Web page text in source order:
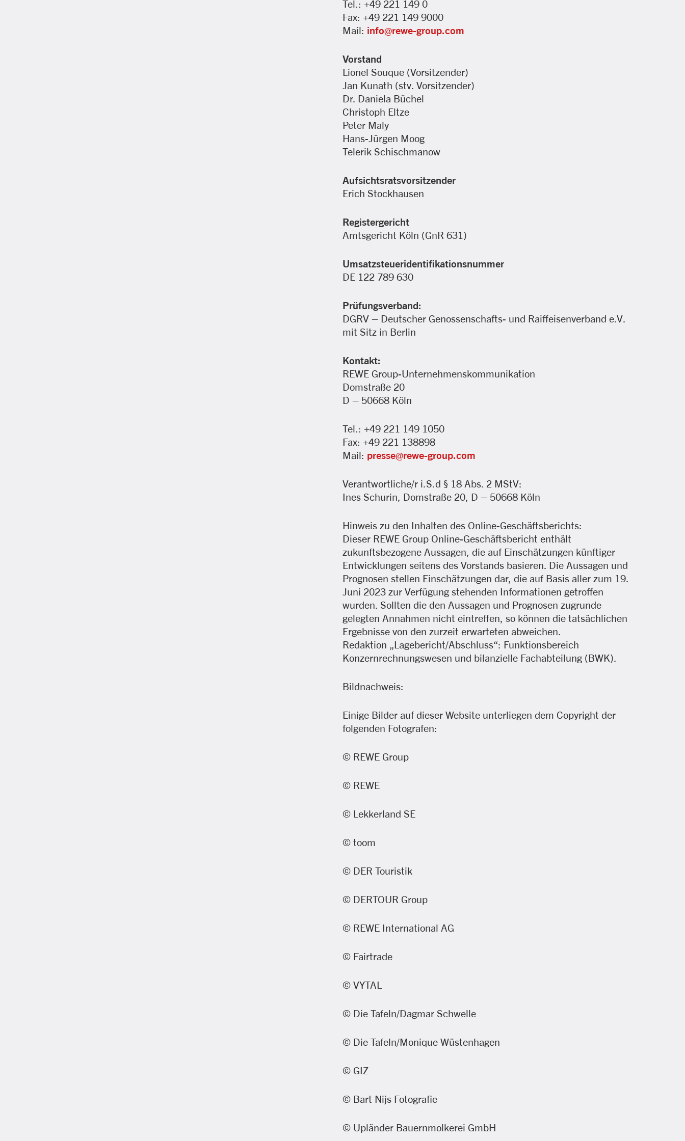
Tel.: +49 221 149 0
Fax: +49 221 149 9000
Mail: info@rewe-group.com
Vorstand
Lionel Souque (Vorsitzender)
Jan Kunath (stv. Vorsitzender)
Dr. Daniela Büchel
Christoph Eltze
Peter Maly
Hans-Jürgen Moog
Telerik Schischmanow
Aufsichtsratsvorsitzender
Erich Stockhausen
Registergericht
Amtsgericht Köln (GnR 631)
Umsatzsteueridentifikationsnummer
DE 122 789 630
Prüfungsverband:
DGRV – Deutscher Genossenschafts- und Raiffeisenverband e.V.
mit Sitz in Berlin
Kontakt:
REWE Group-Unternehmenskommunikation
Domstraße 20
D – 50668 Köln
Tel.: +49 221 149 1050
Fax: +49 221 138898
Mail: presse@rewe-group.com
Verantwortliche/r i.S.d § 18 Abs. 2 MStV:
Ines Schurin, Domstraße 20, D – 50668 Köln
Hinweis zu den Inhalten des Online-Geschäftsberichts:
Dieser REWE Group Online-Geschäftsbericht enthält
zukunftsbezogene Aussagen, die auf Einschätzungen künftiger
Entwicklungen seitens des Vorstands basieren. Die Aussagen und
Prognosen stellen Einschätzungen dar, die auf Basis aller zum 19.
Juni 2023 zur Verfügung stehenden Informationen getroffen
wurden. Sollten die den Aussagen und Prognosen zugrunde
gelegten Annahmen nicht eintreffen, so können die tatsächlichen
Ergebnisse von den zurzeit erwarteten abweichen.
Redaktion „Lagebericht/Abschluss“: Funktionsbereich
Konzernrechnungswesen und bilanzielle Fachabteilung (BWK).
Bildnachweis:
Einige Bilder auf dieser Website unterliegen dem Copyright der
folgenden Fotografen:
© REWE Group
© REWE
© Lekkerland SE
© toom
© DER Touristik
© DERTOUR Group
© REWE International AG
© Fairtrade
© VYTAL
© Die Tafeln/Dagmar Schwelle
© Die Tafeln/Monique Wüstenhagen
© GIZ
© Bart Nijs Fotografie
© Upländer Bauernmolkerei GmbH